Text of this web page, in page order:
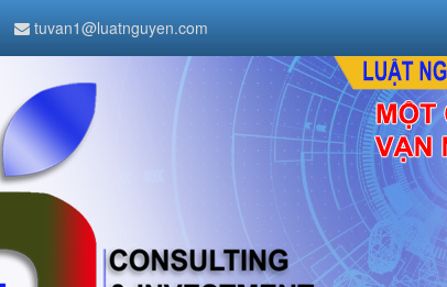
tuvan1@luatnguyen.com